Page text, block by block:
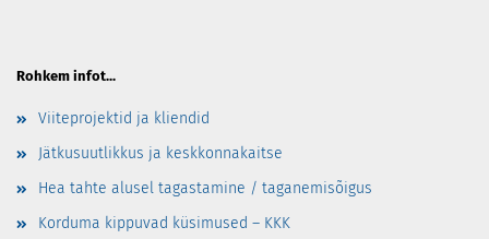
Rohkem infot...
Viiteprojektid ja kliendid
Jätkusuutlikkus ja keskkonnakaitse
Hea tahte alusel tagastamine / taganemisõigus
Korduma kippuvad küsimused – KKK